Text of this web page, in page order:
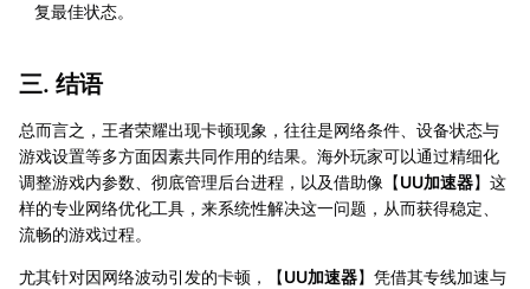
复最佳状态。
三. 结语
总而言之，王者荣耀出现卡顿现象，往往是网络条件、设备状态与
游戏设置等多方面因素共同作用的结果。海外玩家可以通过精细化
调整游戏内参数、彻底管理后台进程，以及借助像【UU加速器】这
样的专业网络优化工具，来系统性解决这一问题，从而获得稳定、
流畅的游戏过程。
尤其针对因网络波动引发的卡顿，【UU加速器】凭借其专线加速与